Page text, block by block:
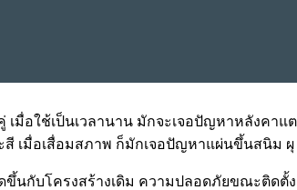
มื่อใช้เป็นเวลานาน มักจะเจอปัญหาหลังคา
เมื่อเสื่อมสภาพ ก็มักเจอปัญหาแผ่นขึ้นสนิม ผุ
นกับโครงสร้างเดิม ความปลอดภัยขณะติดตั้ง